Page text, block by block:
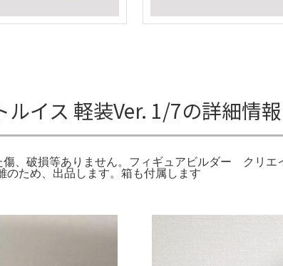
イス 軽装Ver. 1/7の詳細情報
傷、破損等ありません。フィギュアビルダー クリ
のため、出品します。箱も付属します